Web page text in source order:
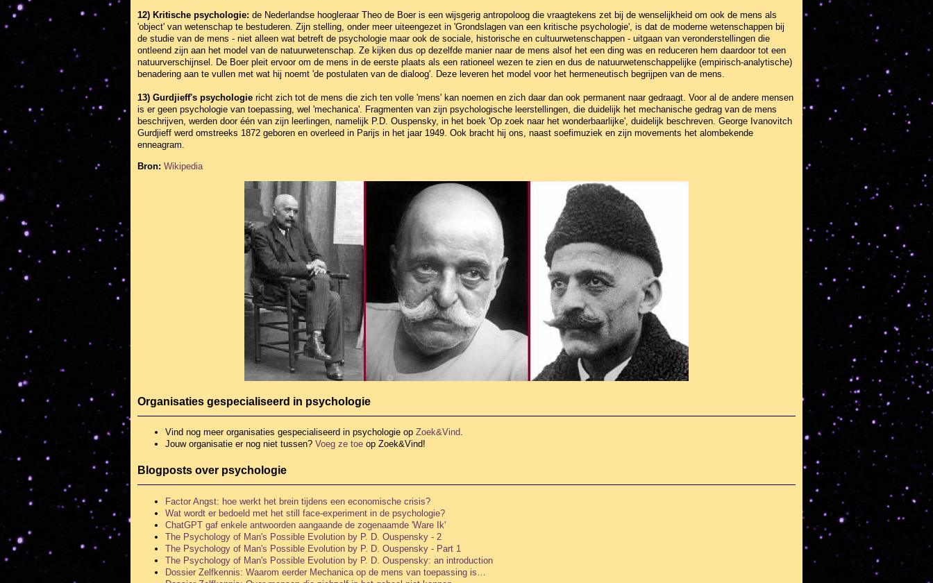
12) Kritische psychologie: de Nederlandse hoogleraar Theo de Boer is een wijsgerig antropoloog die vraagtekens zet bij de wenselijkheid om ook de mens als
'object' van wetenschap te bestuderen. Zijn stelling, onder meer uiteengezet in 'Grondslagen van een kritische psychologie', is dat de moderne wetenschappen bij
de studie van de mens - niet alleen wat betreft de psychologie maar ook de sociale, historische en cultuurwetenschappen - uitgaan van veronderstellingen die
ontleend zijn aan het model van de natuurwetenschap. Ze kijken dus op dezelfde manier naar de mens alsof het een ding was en reduceren hem daardoor tot een
natuurverschijnsel. De Boer pleit ervoor om de mens in de eerste plaats als een rationeel wezen te zien en dus de natuurwetenschappelijke (empirisch-analytische)
benadering aan te vullen met wat hij noemt 'de postulaten van de dialoog'. Deze leveren het model voor het hermeneutisch begrijpen van de mens.
13) Gurdjieff's psychologie richt zich tot de mens die zich ten volle 'mens' kan noemen en zich daar dan ook permanent naar gedraagt. Voor al de andere mensen
is er geen psychologie van toepassing, wel 'mechanica'. Fragmenten van zijn psychologische leerstellingen, die duidelijk het mechanische gedrag van de mens
beschrijven, werden door één van zijn leerlingen, namelijk P.D. Ouspensky, in het boek 'Op zoek naar het wonderbaarlijke', duidelijk beschreven. George Ivanovitch
Gurdjieff werd omstreeks 1872 geboren en overleed in Parijs in het jaar 1949. Ook bracht hij ons, naast soefimuziek en zijn movements het alombekende
enneagram.
Bron: Wikipedia
Organisaties gespecialiseerd in psychologie
Vind nog meer organisaties gespecialiseerd in psychologie op Zoek&Vind.
Jouw organisatie er nog niet tussen? Voeg ze toe op Zoek&Vind!
Blogposts over psychologie
Factor Angst: hoe werkt het brein tijdens een economische crisis?
Wat wordt er bedoeld met het still face-experiment in de psychologie?
ChatGPT gaf enkele antwoorden aangaande de zogenaamde 'Ware Ik'
The Psychology of Man's Possible Evolution by P. D. Ouspensky - 2
The Psychology of Man's Possible Evolution by P. D. Ouspensky - Part 1
The Psychology of Man's Possible Evolution by P. D. Ouspensky: an introduction
Dossier Zelfkennis: Waarom eerder Mechanica op de mens van toepassing is…